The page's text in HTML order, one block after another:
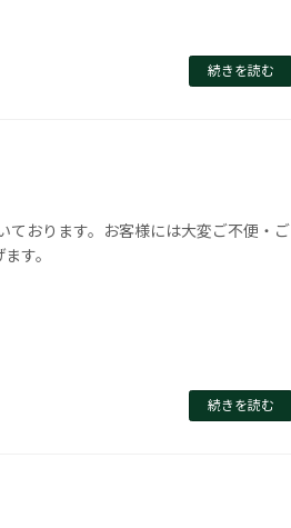
続きを読む
ております。お客様には大変ご不便・ご
す。
続きを読む